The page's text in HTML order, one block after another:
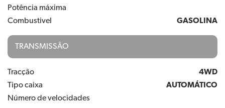
Potência máxima
Combustivel
GASOLINA
TRANSMISSÃO
Tracção
4WD
Tipo caixa
AUTOMÁTICO
Número de velocidades